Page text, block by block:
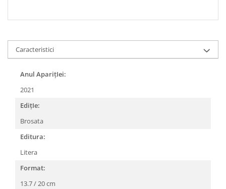
Caracteristici
Anul AparițIei:
2021
EdițIe:
Brosata
Editura:
Litera
Format:
13.7 / 20 cm